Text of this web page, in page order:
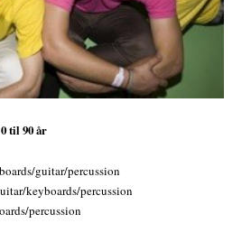
til 90 år
guitar/percussion
keyboards/percussion
percussion